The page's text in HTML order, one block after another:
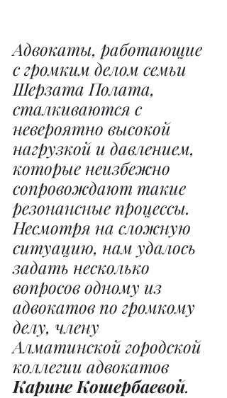
Адвокаты, работающие
с громким делом семьи
Шерзата Полата,
сталкиваются с
невероятно высокой
нагрузкой и давлением,
которые неизбежно
сопровождают такие
резонансные процессы.
Несмотря на сложную
ситуацию, нам удалось
задать несколько
вопросов одному из
адвокатов по громкому
делу, члену
Алматинской городской
коллегии адвокатов
Карине Кошербаевой.